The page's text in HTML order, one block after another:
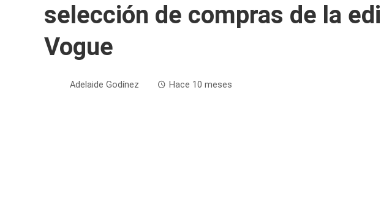
selección de compras de la
Vogue
Adelaide Godínez Hace 10 meses